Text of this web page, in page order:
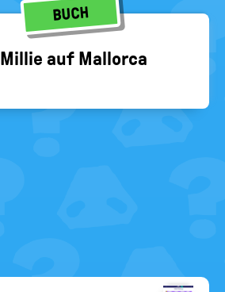
BUCH
Mil­lie auf Mal­lor­ca